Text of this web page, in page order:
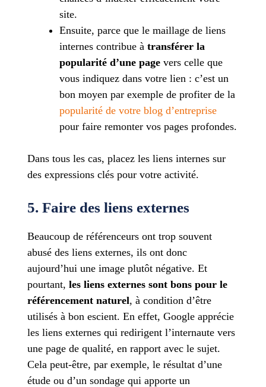
site.
Ensuite, parce que le maillage de liens
internes contribue à transférer la
popularité d’une pagevers celle que
vous indiquez dans votre lien : c’est un
bon moyen par exemple de profiter de la
popularité de votre blog d’entreprise
pour faire remonter vos pages profondes.
Dans tous les cas, placez les liens internes sur
des expressions clés pour votre activité.
5. Faire des liens externes
Beaucoup de référenceurs ont trop souvent
abusé des liens externes, ils ont donc
aujourd’hui une image plutôt négative. Et
pourtant, les liens externes sont bons pour le
référencement naturel, à condition d’être
utilisés à bon escient. En effet, Google apprécie
les liens externes qui redirigent l’internaute vers
une page de qualité, en rapport avec le sujet.
Cela peut-être, par exemple, le résultat d’une
étude ou d’un sondage qui apporte un